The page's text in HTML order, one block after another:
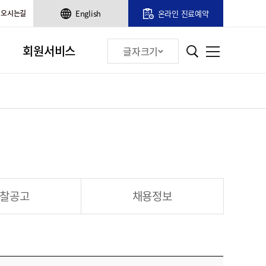
오시는길 English 온라인 진료예약
회원서비스 글자크기
공고 채용정보